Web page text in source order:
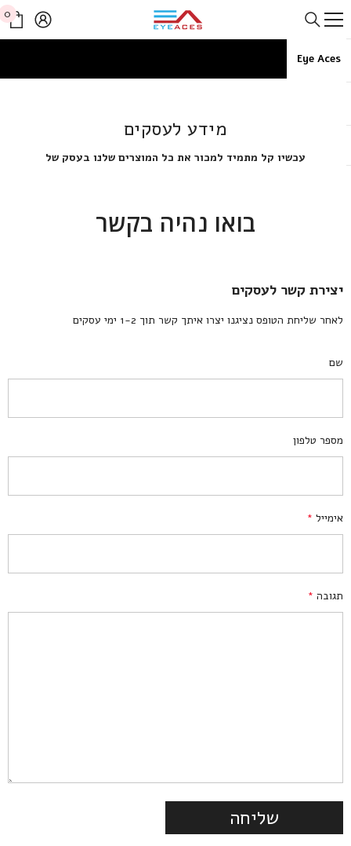
דלג לתוכן 0
0
Eye Aces
מידע לעסקים
עכשיו קל מתמיד למכור את כל המוצרים שלנו בעסק של
בואו נהיה בקשר
יצירת קשר לעסקים
לאחר שליחת הטופס נציגנו יצרו איתך קשר תוך 1-2 ימי עסקים
שם
מספר טלפון
אימייל*
תגובה*